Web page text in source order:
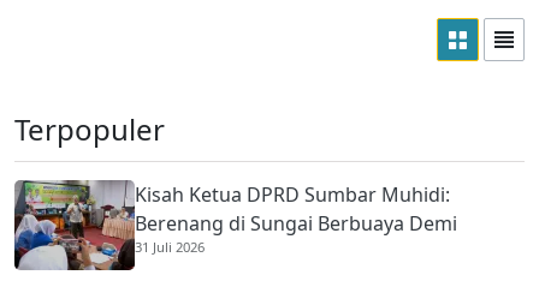
Terpopuler
Kisah Ketua DPRD Sumbar Muhidi:
Berenang di Sungai Berbuaya Demi
Membantu Ekonomi Orang Tua
31 Juli 2026